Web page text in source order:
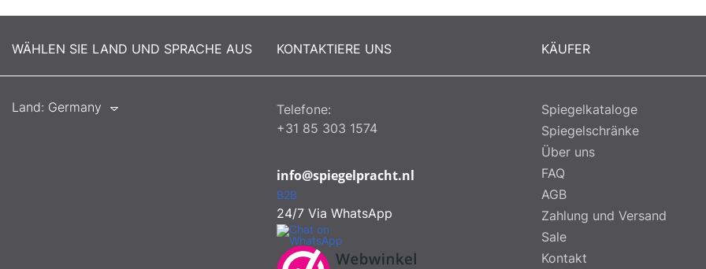
WÄHLEN SIE LAND UND SPRACHE AUS
Land: Germany
KONTAKTIERE UNS
Telefone:
+31 85 303 1574
info@spiegelpracht.nl
B2B
24/7 Via WhatsApp
KÄUFER
Spiegelkataloge
Spiegelschränke
Über uns
FAQ
AGB
Zahlung und Versand
Sale
Kontakt